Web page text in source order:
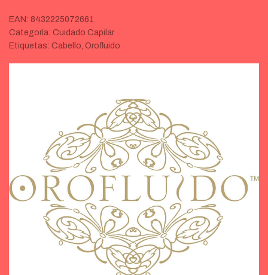
EAN: 8432225072661
Categoría: Cuidado Capilar
Etiquetas: Cabello, Orofluido